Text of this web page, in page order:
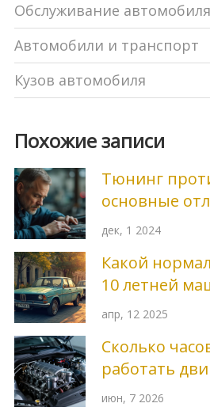
Обслуживание автомобиля
Автомобили и транспорт
Кузов автомобиля
Похожие записи
Тюнинг
основные
дек, 1 2024
Какой
10 летней
апр, 12 2025
Сколько
работать
автомобиля:
июн, 7 2026